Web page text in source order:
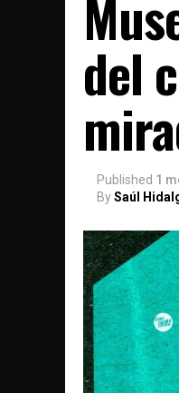
del
Published 1
BySaúl